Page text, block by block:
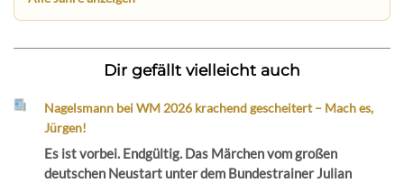
Dir gefällt vielleicht auch
Nagelsmann bei WM 2026 krachend gescheitert – Mach es,
Jürgen!
Es ist vorbei. Endgültig. Das Märchen vom großen
deutschen Neustart unter dem Bundestrainer Julian